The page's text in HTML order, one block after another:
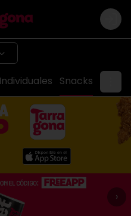
Login
Snacks
›